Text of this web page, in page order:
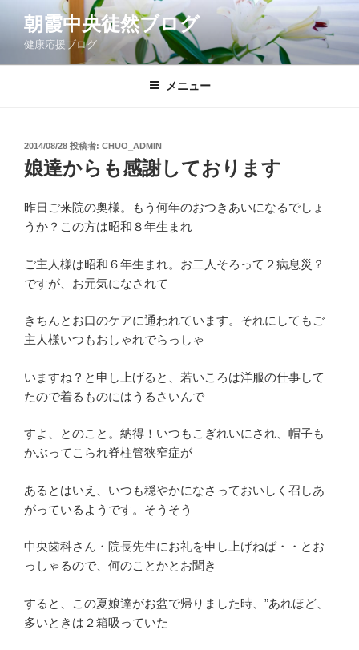
ン
朝霞中央徒然ブログ
健康応援ブログ
メニュー
投
稿
日:
2014/08/28 投稿者: CHUO_ADMIN
娘達からも感謝しております
昨日ご来院の奥様。もう何年のおつきあいになるでしょ
うか？この方は昭和８年生まれ
ご主人様は昭和６年生まれ。お二人そろって２病息災？
ですが、お元気になされて
きちんとお口のケアに通われています。それにしてもご
主人様いつもおしゃれでらっしゃ
いますね？と申し上げると、若いころは洋服の仕事して
たので着るものにはうるさいんで
すよ、とのこと。納得！いつもこぎれいにされ、帽子も
かぶってこられ脊柱管狭窄症が
あるとはいえ、いつも穏やかになさっておいしく召しあ
がっているようです。そうそう
中央歯科さん・院長先生にお礼を申し上げねば・・とお
っしゃるので、何のことかとお聞き
すると、この夏娘達がお盆で帰りました時、”あれほど、
多いときは２箱吸っていた